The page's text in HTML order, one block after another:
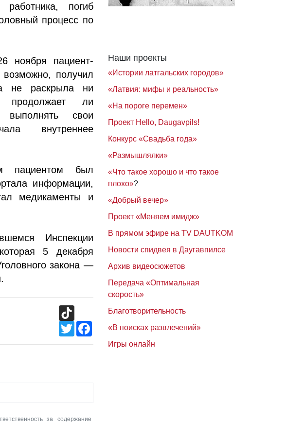
погиб
процесс по
ноября пациент-
получил
не раскрыла ни
продолжает ли
выполнять свои
внутреннее
пациентом был
информации,
медикаменты и
Инспекции
5 декабря
закона —
TikTok
TwitterFacebook
за содержание
Наши проекты
«Истории латгальских городов»
«Латвия: мифы и реальность»
«На пороге перемен»
Проект Hello, Daugavpils!
Конкурс «Свадьба года»
«Размышлялки»
«Что такое хорошо и что такое
плохо»?
«Добрый вечер»
Проект «Меняем имидж»
В прямом эфире на TV DAUTKOM
Новости спидвея в Даугавпилсе
Архив видеосюжетов
Передача «Оптимальная
скорость»
Благотворительность
«В поисках развлечений»
Игры онлайн